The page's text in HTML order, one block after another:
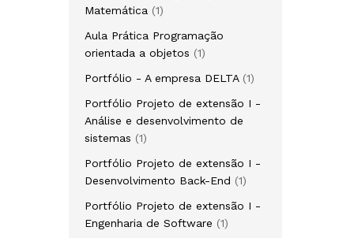
Matemática
11
Aula Prática Programação
orientada a objetos
11
Portfólio - A empresa DELTA 11
Portfólio Projeto de extensão I -
Análise e desenvolvimento de
sistemas
11
Portfólio Projeto de extensão I -
Desenvolvimento Back-End
11
Portfólio Projeto de extensão I -
Engenharia de Software
11